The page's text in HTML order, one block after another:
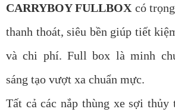
CARRYBOY FULLBOX có
thanh thoát, siêu bền giúp tiết
và chi phí. Full box là minh
sáng tạo vượt xa chuẩn mực.
Tất cả các nắp thùng xe sợi thủy